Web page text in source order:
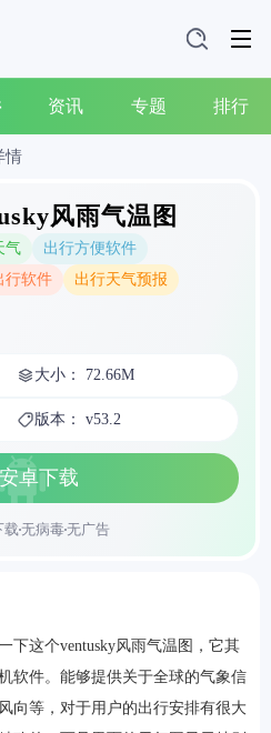
资讯 专题 排行
情
风雨气温图
气
出行方便软件
行软件
出行天气预报
大小： 72.66M
版本： v53.2
安卓下载
载无病毒无广告
下这个ventusky风雨气温图，它其
软件。能够提供关于全球的气象信
向等，对于用户的出行安排有很大